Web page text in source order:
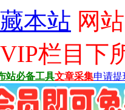
本站 网
栏目下
站必备工具文章采集申请提